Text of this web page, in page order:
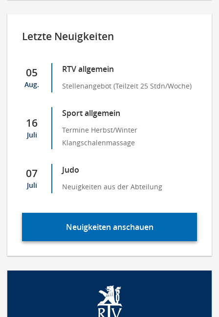
Letzte Neuigkeiten
05
Aug.
RTV allgemein
Stellenangebot (Teilzeit 25 Stdn/Woche)
16
Juli
Sport allgemein
Termine Herbst/Winter
Klangschalenmassage
07
Juli
Judo
Neuigkeiten aus der Abteilung
Neuigkeiten anschauen